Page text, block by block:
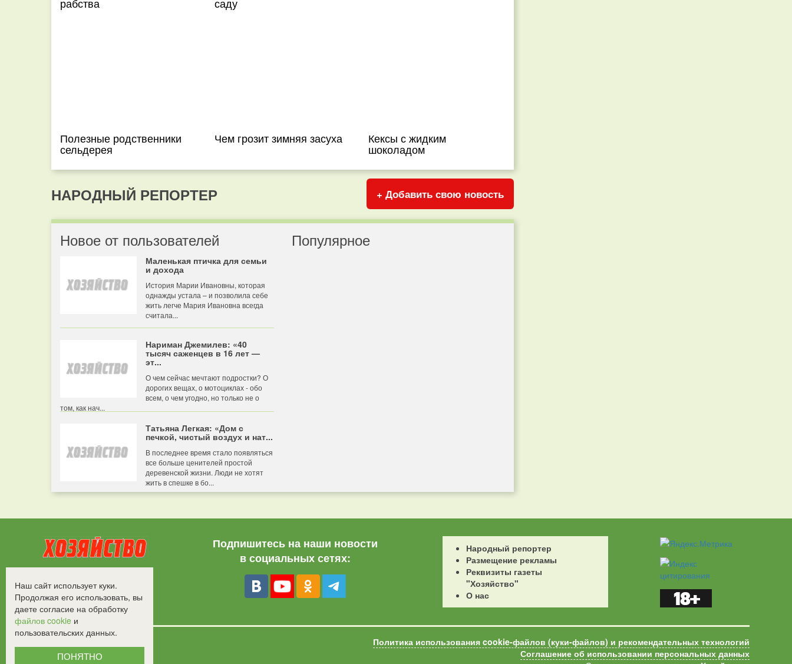
Полезные родственники
сельдерея
Чем грозит зимняя засуха Кексы с жидким
шоколадом
НАРОДНЫЙ РЕПОРТЕР + Добавить свою новость
Новое от пользователей
Маленькая птичка для семьи
и дохода
История Марии Ивановны, которая
однажды устала – и позволила себе
жить легче Мария Ивановна всегда
считала...
Нариман Джемилев: «40
тысяч саженцев в 16 лет —
эт...
О чем сейчас мечтают подростки? О
дорогих вещах, о мотоциклах - обо
всем, о чем угодно, но только не о
том, как нач...
Татьяна Легкая: «Дом с
печкой, чистый воздух и нат...
В последнее время стало появляться
все больше ценителей простой
деревенской жизни. Люди не хотят
жить в спешке в бо...
Популярное
Все права защищены.
©2008-2017 - "Хозяйство"
Подпишитесь на наши новости
в социальных сетях:
Народный репортер
Размещение рекламы
Реквизиты газеты
"Хозяйство"
О нас
Политика использования cookie-файлов (куки-файлов) и рекомендательных технологий
Соглашение об использовании персональных данных
Наш сайт использует куки.
Продолжая его использовать, вы
даете согласие на обработку
файлов cookie и
пользовательских данных.
ПОНЯТНО